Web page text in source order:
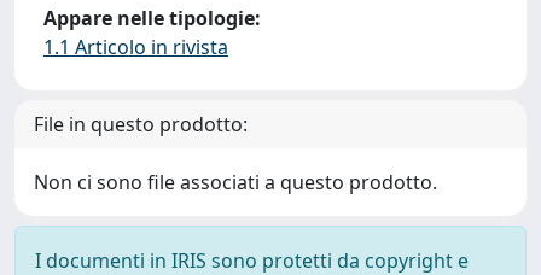
Appare nelle tipologie:
1.1 Articolo in rivista
File in questo prodotto:
Non ci sono file associati a questo prodotto.
I documenti in IRIS sono protetti da copyright e